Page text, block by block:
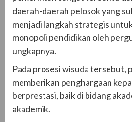
daerah-daerah pelosok yang
menjadi langkah strategis
monopoli pendidikan oleh
ungkapnya.
Pada prosesi wisuda tersebut,
memberikan penghargaan
berprestasi, baik di bidang
akademik.